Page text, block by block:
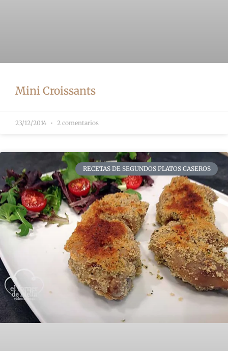
Mini Croissants
23/12/2014 2 comentarios
RECETAS DE SEGUNDOS PLATOS CASEROS